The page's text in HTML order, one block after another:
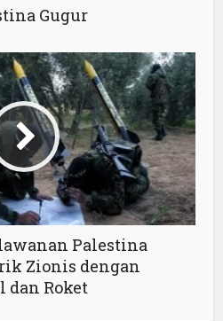
Gugur
Palestina
Zionis dengan
dan Roket